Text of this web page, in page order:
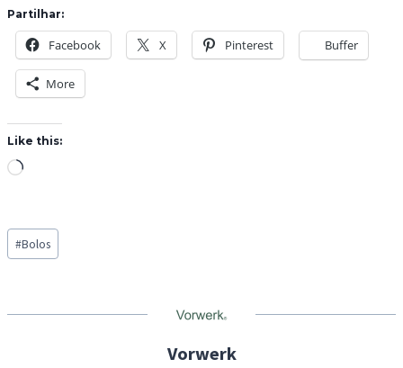
Partilhar:
Facebook X Pinterest Buffer
More
Like this:
L
d
i
g
Post
Tags:
#Bolos
Vorwerk